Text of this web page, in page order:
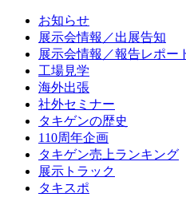
お知らせ
展示会情報／出展告知
展示会情報／報告レポー
工場見学
海外出張
社外セミナー
タキゲンの歴史
110周年企画
タキゲン売上ランキング
展示トラック
タキスポ